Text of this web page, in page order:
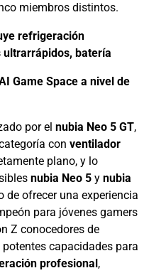
miembros distintos.
refrigeración
batería
Game Space a nivel de
por el nubia Neo 5 GT,
con ventilador
plano, y lo
nubia Neo 5 y nubia
de ofrecer una experiencia
para jóvenes gamers
Z conocedores de
capacidades para
profesional,